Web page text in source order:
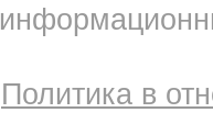
Политика в